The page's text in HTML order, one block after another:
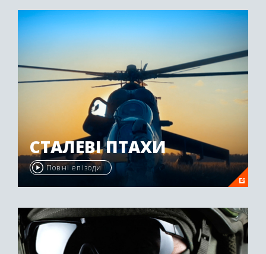
СТАЛЕВІ ПТАХИ
Повні епізоди